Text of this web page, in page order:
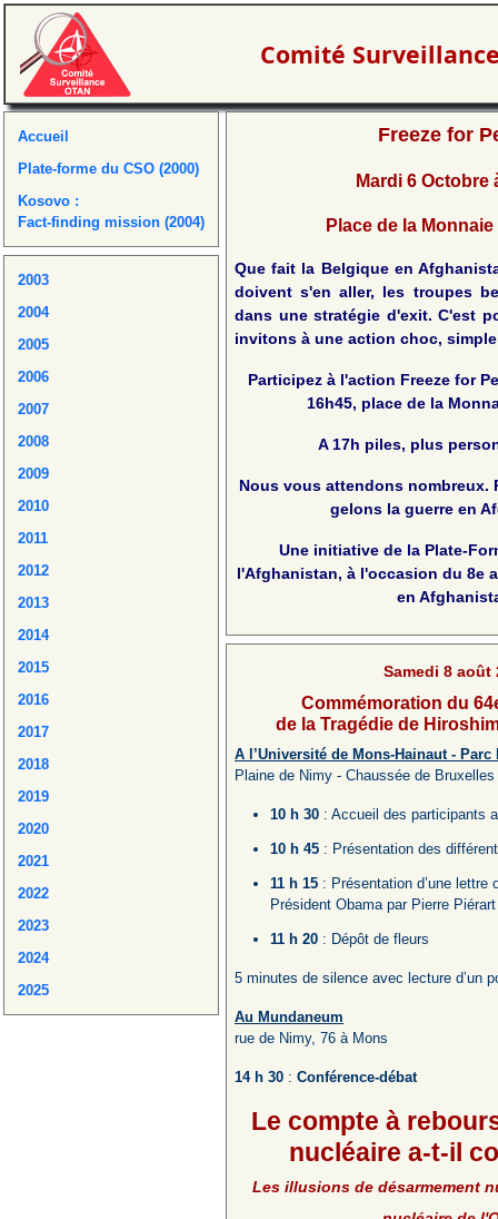
Comité
Accueil
Plate-forme du CSO (2000)
Kosovo :
Fact-finding mission (2004)
2003
2004
2005
2006
2007
2008
2009
2010
2011
2012
2013
2014
2015
2016
2017
2018
2019
2020
2021
2022
2023
2024
2025
Freeze for
Mardi 6 Octobre
Place de la
Que fait la Belgique en
doivent s'en aller, les troupes
dans une stratégie d'exit. C'est
invitons à une action choc,
Participez à l'action Freeze for
16h45, place de la
A 17h piles, plus
Nous vous attendons nombreux.
gelons la guerre en
Une initiative de la Plate-
l'Afghanistan, à l'occasion du 8e
en
Samedi 8 août
Commémoration du
de la Tragédie de
A l’Université de Mons-Hainaut - Parc
Plaine de Nimy - Chaussée de
10 h 30 : Accueil des participants
10 h 45 : Présentation des
11 h 15 : Présentation d’une lettre
Président Obama par Pierre
11 h 20 : Dépôt de fleurs
5 minutes de silence avec lecture d’un
Au Mundaneum
rue de Nimy, 76 à Mons
14 h 30 : Conférence-débat
Le compte à
nucléaire a-t-il
Les illusions de désarmement